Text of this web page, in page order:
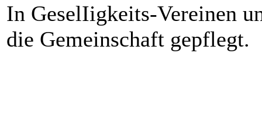
In GeselIigkeits-Vereinen
die Gemeinschaft gepflegt.